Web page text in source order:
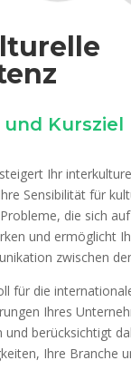
Kursziel
Ihr
Sensibilität für
die sich
und ermöglicht
zwischen
für die
Ihres
und berücksichtigt
Ihre Branche